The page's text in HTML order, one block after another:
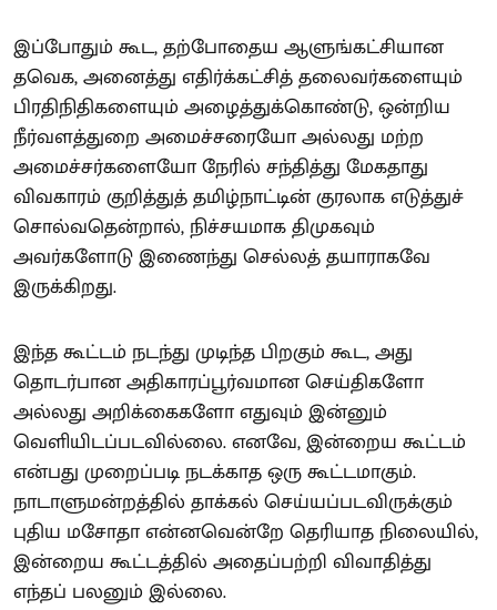
இப்போதும் கூட, தற்போதைய ஆளுங்கட்சியான
தவெக, அனைத்து எதிர்க்கட்சித் தலைவர்களையும்
பிரதிநிதிகளையும் அழைத்துக்கொண்டு, ஒன்றிய
நீர்வளத்துறை அமைச்சரையோ அல்லது மற்ற
அமைச்சர்களையோ நேரில் சந்தித்து மேகதாது
விவகாரம் குறித்துத் தமிழ்நாட்டின் குரலாக எடுத்துச்
சொல்வதென்றால், நிச்சயமாக திமுகவும்
அவர்களோடு இணைந்து செல்லத் தயாராகவே
இருக்கிறது.
இந்த கூட்டம் நடந்து முடிந்த பிறகும் கூட, அது
தொடர்பான அதிகாரப்பூர்வமான செய்திகளோ
அல்லது அறிக்கைகளோ எதுவும் இன்னும்
வெளியிடப்படவில்லை. எனவே, இன்றைய கூட்டம்
என்பது முறைப்படி நடக்காத ஒரு கூட்டமாகும்.
நாடாளுமன்றத்தில் தாக்கல் செய்யப்படவிருக்கும்
புதிய மசோதா என்னவென்றே தெரியாத நிலையில்,
இன்றைய கூட்டத்தில் அதைப்பற்றி விவாதித்து
எந்தப் பலனும் இல்லை.